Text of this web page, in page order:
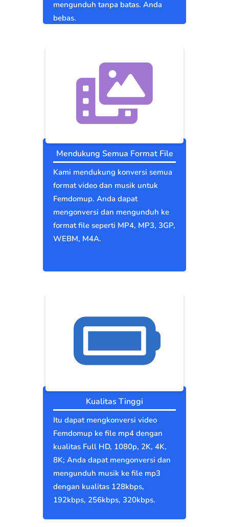
mengunduh tanpa batas. Anda
bebas.
Mendukung Semua Format File
Kami mendukung konversi semua
format video dan musik untuk
Femdomup. Anda dapat
mengonversi dan mengunduh ke
format file seperti MP4, MP3, 3GP,
WEBM, M4A.
Kualitas Tinggi
Itu dapat mengkonversi video
Femdomup ke file mp4 dengan
kualitas Full HD, 1080p, 2K, 4K,
8K; Anda dapat mengonversi dan
mengunduh musik ke file mp3
dengan kualitas 128kbps,
192kbps, 256kbps, 320kbps.